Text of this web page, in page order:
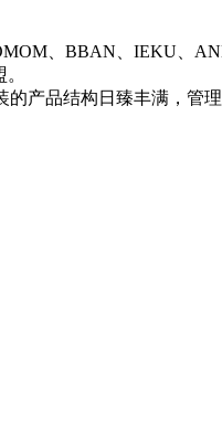
、BBAN、IEKU、
产品结构日臻丰满，管